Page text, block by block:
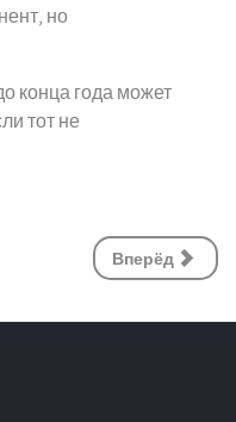
но
конца года может
тот не
Вперёд